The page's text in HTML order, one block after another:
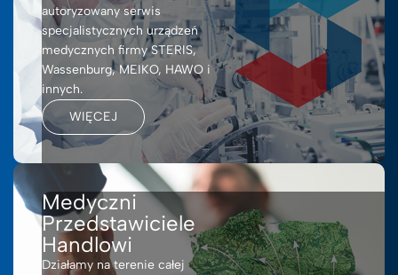
autoryzowany serwis
specjalistycznych urządzeń
medycznych firmy STERIS,
Wassenburg, MEIKO, HAWO i
innych.
WIĘCEJ
Medyczni
Przedstawiciele
Handlowi
Działamy na terenie całej